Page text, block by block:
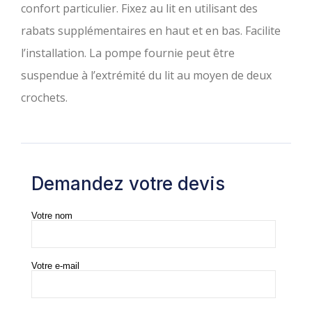
confort particulier. Fixez au lit en utilisant des
rabats supplémentaires en haut et en bas. Facilite
l’installation. La pompe fournie peut être
suspendue à l’extrémité du lit au moyen de deux
crochets.
Demandez votre devis
Votre nom
Votre e-mail